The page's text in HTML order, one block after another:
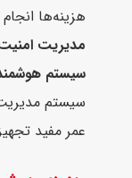
هزینه‌ها
مدیریت
سیستم
عمر مفید